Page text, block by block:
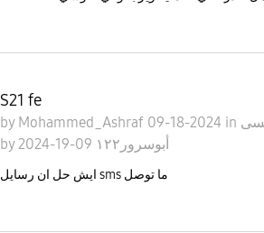
S21 fe
by Mohammed_Ashraf 09-18-2024 in
by
أبوسرور١٢٢ 09-19-2024
ايش حل ان رسايل sms ما توصل